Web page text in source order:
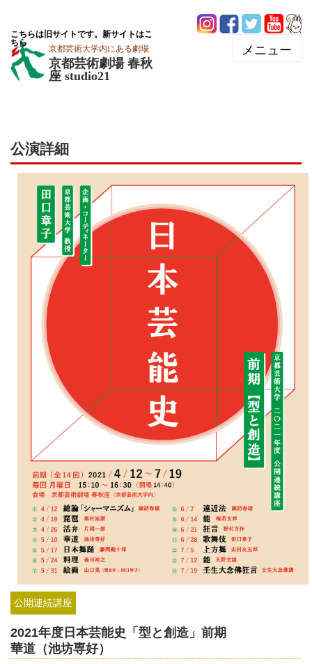
こちらは旧サイトです。新サイトはこ
ちら
京都芸術大学内にある劇場
京都芸術劇場 春秋
座 studio21
公演詳細
公開連続講座
2021年度日本芸能史「型と創造」前期
華道（池坊専好）